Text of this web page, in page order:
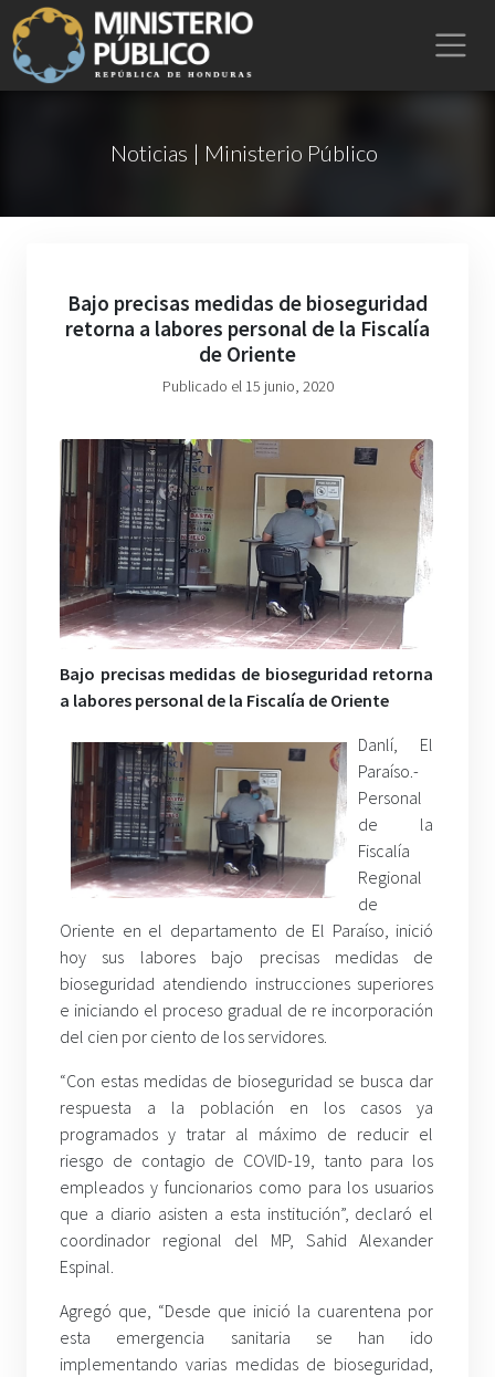
Noticias | Ministerio Público
Bajo precisas medidas de bioseguridad
retorna a labores personal de la Fiscalía
de Oriente
Publicado el 15 junio, 2020
Bajo precisas medidas de bioseguridad retorna
a labores personal de la Fiscalía de Oriente
Danlí, El
Paraíso.-
Personal
de la
Fiscalía
Regional
de
Oriente en el departamento de El Paraíso, inició
hoy sus labores bajo precisas medidas de
bioseguridad atendiendo instrucciones superiores
e iniciando el proceso gradual de re incorporación
del cien por ciento de los servidores.
“Con estas medidas de bioseguridad se busca dar
respuesta a la población en los casos ya
programados y tratar al máximo de reducir el
riesgo de contagio de COVID-19, tanto para los
empleados y funcionarios como para los usuarios
que a diario asisten a esta institución”, declaró el
coordinador regional del MP, Sahid Alexander
Espinal.
Agregó que, “Desde que inició la cuarentena por
esta emergencia sanitaria se han ido
implementando varias medidas de bioseguridad,